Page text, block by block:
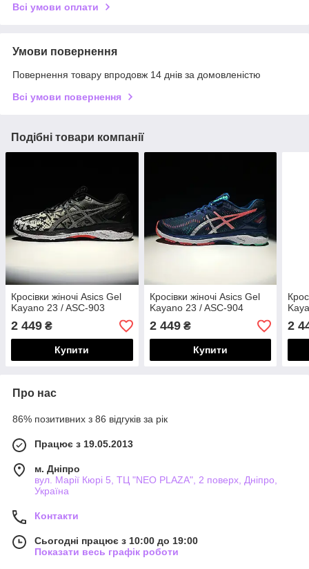
Всі умови оплати
Умови повернення
Повернення товару впродовж 14 днів за домовленістю
Всі умови повернення
Подібні товари компанії
Кросівки жіночі Asics Gel
Kayano 23 / ASC-903
2 449 ₴
Купити
Кросівки жіночі Asics Gel
Kayano 23 / ASC-904
2 449₴
Купити
2
Про нас
86% позитивних з 86 відгуків за рік
Працює з 19.05.2013
м. Дніпро
вул. Марії Кюрі 5, ТЦ "NEO PLAZA", 2 поверх, Дніпро,
Україна
Контакти
Сьогодні працює з 10:00 до 19:00
Показати весь графік роботи